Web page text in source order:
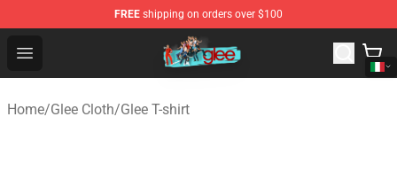
FREE shipping on orders over $100
Open menu
Glee Store - Official Glee Merchandise Shop
Home/Glee Cloth/Glee T-shirt